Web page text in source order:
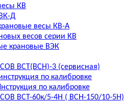
КВ
Д
весы КВ-А
весов серии КВ
крановые ВЭК
ВСТ(ВСН)-3 (сервисная)
по калибровке
по калибровке
ВСТ-60к/5-4Н ( ВСН-150/10-5H)